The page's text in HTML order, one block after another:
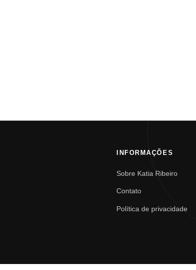
INFORMAÇÕES
Sobre Katia Ribeiro
Contato
Política de privacidade